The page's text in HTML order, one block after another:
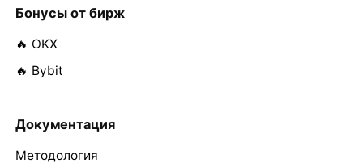
Бонусы от бирж
🔥 OKX
🔥 Bybit
Документация
Методология